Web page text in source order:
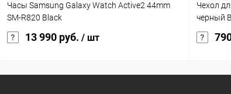
Часы Samsung Galaxy Watch Active2 44mm
SM-R820 Black
13 990 руб. / шт
Чехол
черный